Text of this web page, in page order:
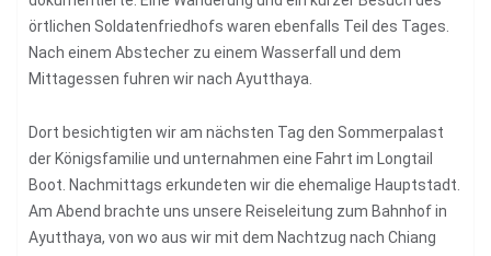
örtlichen Soldatenfriedhofs waren ebenfalls Teil des Tages.
Nach einem Abstecher zu einem Wasserfall und dem
Mittagessen fuhren wir nach Ayutthaya.
Dort besichtigten wir am nächsten Tag den Sommerpalast
der Königsfamilie und unternahmen eine Fahrt im Longtail
Boot. Nachmittags erkundeten wir die ehemalige Hauptstadt.
Am Abend brachte uns unsere Reiseleitung zum Bahnhof in
Ayutthaya, von wo aus wir mit dem Nachtzug nach Chiang